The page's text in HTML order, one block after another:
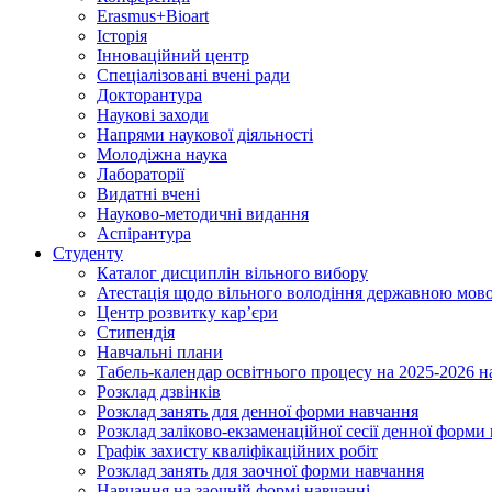
Erasmus+Bioart
Історія
Інноваційний центр
Спеціалізовані вчені ради
Докторантура
Наукові заходи
Напрями наукової діяльності
Молодіжна наука
Лабораторії
Видатні вчені
Науково-методичні видання
Аспірантура
Студенту
Каталог дисциплін вільного вибору
Атестація щодо вільного володіння державною
Центр розвитку кар’єри
Стипендія
Навчальні плани
Табель-календар освітнього процесу на 2025-2026
Розклад дзвінків
Розклад занять для денної форми навчання
Розклад заліково-екзаменаційної сесії денної
Графік захисту кваліфікаційних робіт
Розклад занять для заочної форми навчання